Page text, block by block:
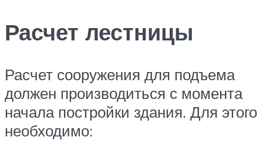
Расчет лестницы
Расчет сооружения для подъема
должен производиться с момента
начала постройки здания. Для этого
необходимо: